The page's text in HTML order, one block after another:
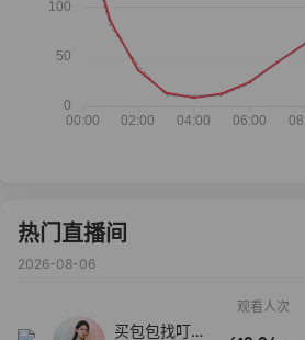
热门直播间
2026-08-06
观看人次
买包包找叮